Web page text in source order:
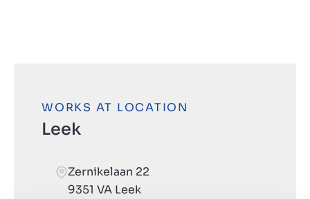
WORKS AT LOCATION
Leek
Zernikelaan 22
9351 VA Leek